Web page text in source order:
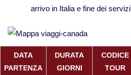
arrivo in Italia e fine dei servizi
DATA
PARTENZA
DURATA
GIORNI
CODICE
TOUR